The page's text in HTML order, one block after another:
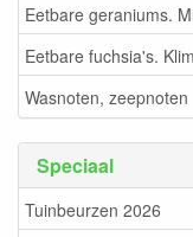
Eetbare geraniums.
Eetbare fuchsia's.
Wasnoten, zeepnoten
Speciaal
Tuinbeurzen 2026